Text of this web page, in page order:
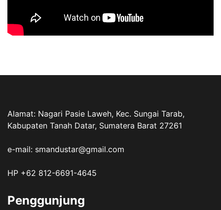
Alamat: Nagari Pasie Laweh, Kec. Sungai Tarab,
Kabupaten Tanah Datar, Sumatera Barat 27261
e-mail: smandustar@gmail.com
HP +62 812-6691-4645
Penggunjung